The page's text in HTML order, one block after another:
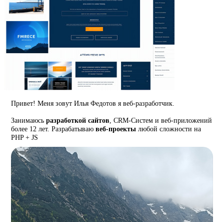
Привет! Меня зовут Илья Федотов я веб-разработчик.
Занимаюсьразработкой сайтов, CRM-Систем и веб-приложений
более 12 лет. Разрабатываювеб-проекты любой сложности на
PHP + JS